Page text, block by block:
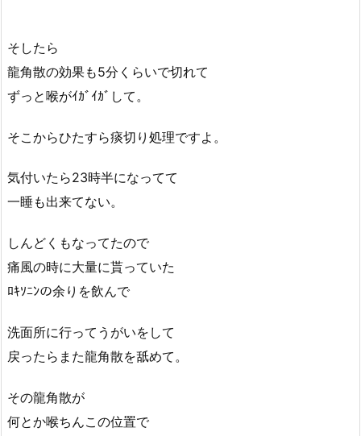
そしたら
龍角散の効果も5分くらいで切れて
ずっと喉がｲｶﾞｲｶﾞして。
そこからひたすら痰切り処理ですよ。
気付いたら23時半になってて
一睡も出来てない。
しんどくもなってたので
痛風の時に大量に貰っていた
ﾛｷｿﾆﾝの余りを飲んで
洗面所に行ってうがいをして
戻ったらまた龍角散を舐めて。
その龍角散が
何とか喉ちんこの位置で